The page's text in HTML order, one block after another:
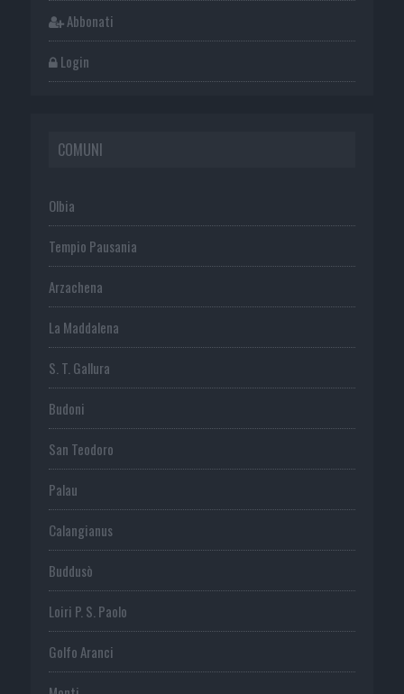
Abbonati
Login
COMUNI
Olbia
Tempio Pausania
Arzachena
La Maddalena
S. T. Gallura
Budoni
San Teodoro
Palau
Calangianus
Buddusò
Loiri P. S. Paolo
Golfo Aranci